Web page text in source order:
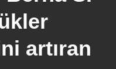
artıran